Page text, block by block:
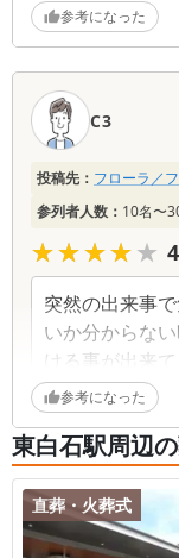
参考になった
C3
投稿先： フローラ／
参列者人数： 10名〜
★★★★★
★★★★★
突然の出来事
いか分からな
ける事が出来
ン契約をして
かりました。
参考になった
東白石駅周辺
直葬・火葬式